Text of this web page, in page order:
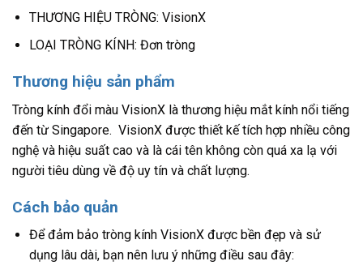
THƯƠNG HIỆU TRÒNG: VisionX
LOẠI TRÒNG KÍNH: Đơn tròng
Thương hiệu sản phẩm
Tròng kính đổi màu VisionX là thương hiệu mắt kính nổi tiếng
đến từ Singapore. VisionX được thiết kế tích hợp nhiều công
nghệ và hiệu suất cao và là cái tên không còn quá xa lạ với
người tiêu dùng về độ uy tín và chất lượng.
Cách bảo quản
Để đảm bảo tròng kính VisionX được bền đẹp và sử
dụng lâu dài, bạn nên lưu ý những điều sau đây: